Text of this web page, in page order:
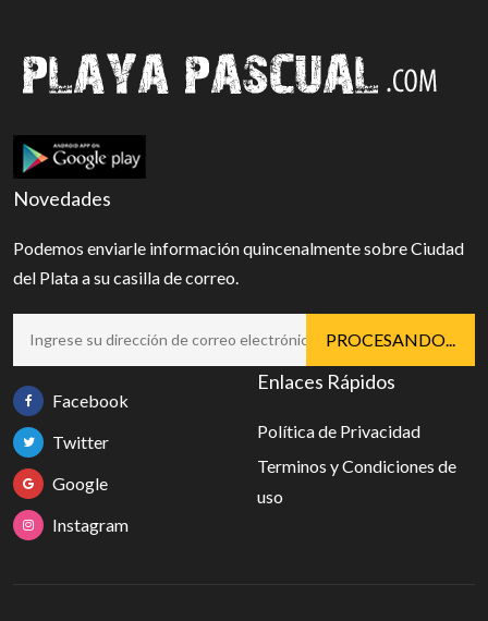
Novedades
Podemos enviarle información quincenalmente sobre Ciudad
del Plata a su casilla de correo.
Facebook
Twitter
Google
Instagram
Enlaces Rápidos
Política de Privacidad
Terminos y Condiciones de
uso